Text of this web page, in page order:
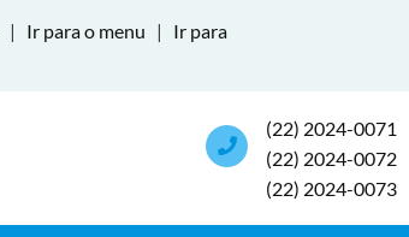
| Ir para o menu |
Ir para
(22) 2024-0071
(22) 2024-0072
(22) 2024-0073